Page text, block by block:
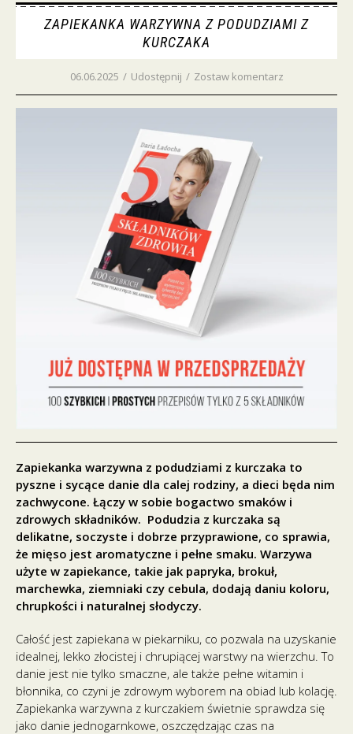
ZAPIEKANKA WARZYWNA Z PODUDZIAMI Z
KURCZAKA
06.06.2025 / Udostępnij / Zostaw komentarz
Zapiekanka warzywna z podudziami z kurczaka to
pyszne i sycące danie dla calej rodziny, a dieci będa nim
zachwycone. Łączy w sobie bogactwo smaków i
zdrowych składników. Podudzia z kurczaka są
delikatne, soczyste i dobrze przyprawione, co sprawia,
że mięso jest aromatyczne i pełne smaku. Warzywa
użyte w zapiekance, takie jak papryka, brokuł,
marchewka, ziemniaki czy cebula, dodają daniu koloru,
chrupkości i naturalnej słodyczy.
Całość jest zapiekana w piekarniku, co pozwala na uzyskanie
idealnej, lekko złocistej i chrupiącej warstwy na wierzchu. To
danie jest nie tylko smaczne, ale także pełne witamin i
błonnika, co czyni je zdrowym wyborem na obiad lub kolację.
Zapiekanka warzywna z kurczakiem świetnie sprawdza się
jako danie jednogarnkowe, oszczędzając czas na